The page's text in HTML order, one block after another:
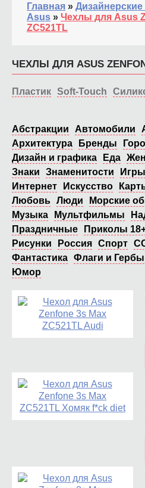
Главная »
Asus » Чехлы для Asus
ZC521TL
ЧЕХЛЫ ДЛЯ ASUS
Пластик Soft-Touch
Абстракции Автомобили
Архитектура
Бренды
Дизайн и графика
Еда
Знаки
Знаменитости Игры
Интернет
Искусство
Любовь Люди Морские
Музыка
Мультфильмы
Праздничные
Приколы
Рисунки
Россия Спорт
Фантастика Флаги и Гербы
Юмор